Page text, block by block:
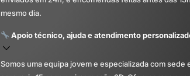
mesmo dia.
Apoio técnico, ajuda e atendimento
Somos uma equipa jovem e especializada com sede